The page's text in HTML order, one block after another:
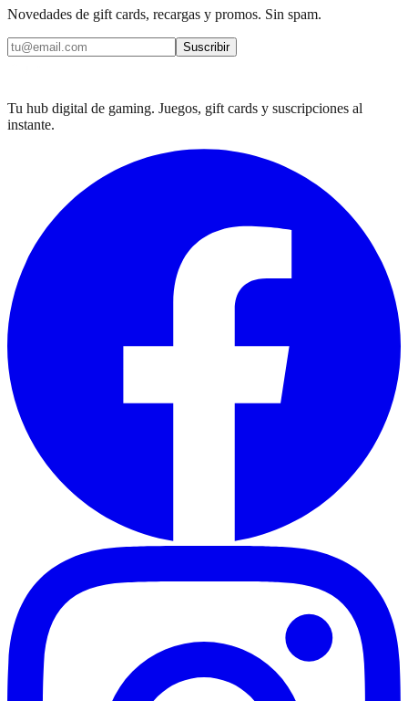
Novedades de gift cards, recargas y promos. Sin spam.
Suscribir
Tu hub digital de gaming. Juegos, gift cards y suscripciones al
instante.